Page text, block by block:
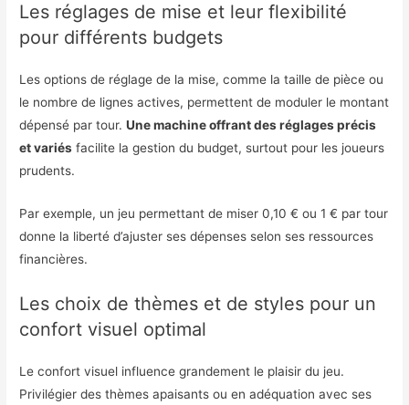
Les réglages de mise et leur flexibilité
pour différents budgets
Les options de réglage de la mise, comme la taille de pièce ou
le nombre de lignes actives, permettent de moduler le montant
dépensé par tour.Une machine offrant des réglages précis
et variés facilite la gestion du budget, surtout pour les joueurs
prudents.
Par exemple, un jeu permettant de miser 0,10 € ou 1 € par tour
donne la liberté d’ajuster ses dépenses selon ses ressources
financières.
Les choix de thèmes et de styles pour un
confort visuel optimal
Le confort visuel influence grandement le plaisir du jeu.
Privilégier des thèmes apaisants ou en adéquation avec ses